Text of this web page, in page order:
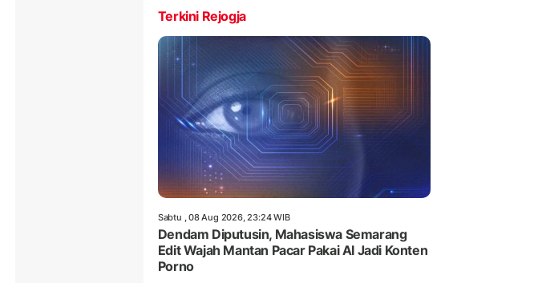
Terkini Rejogja
Sabtu , 08 Aug 2026, 23:24 WIB
Dendam Diputusin, Mahasiswa Semarang
Edit Wajah Mantan Pacar Pakai AI Jadi Konten
Porno